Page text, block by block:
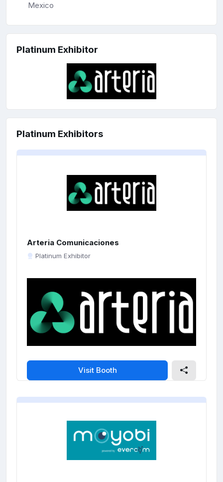
Mexico
Platinum Exhibitor
Platinum Exhibitors
Visit Booth
Arteria Comunicaciones
Platinum Exhibitor